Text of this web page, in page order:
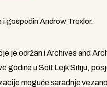
gospodin Andrew Trexler.
je održan i Archives and
godine u Solt Lejk Sitiju,
moguće saradnje